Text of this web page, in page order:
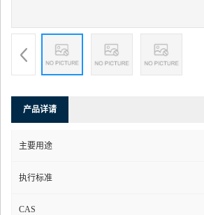
产品详请
主要用途
执行标准
CAS